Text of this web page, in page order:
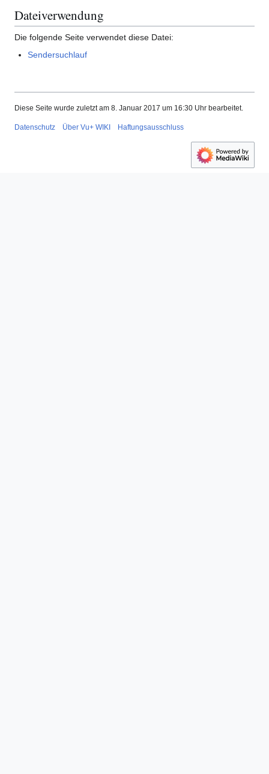
Dateiverwendung
Die folgende Seite verwendet diese Datei:
Sendersuchlauf
Diese Seite wurde zuletzt am 8. Januar 2017 um 16:30 Uhr bearbeitet.
Datenschutz Über Vu+ WIKI Haftungsausschluss